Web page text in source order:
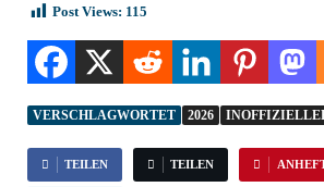
Post Views: 115
VERSCHLAGWORTET 2026
TEILEN TEILEN